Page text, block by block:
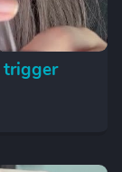
trigger